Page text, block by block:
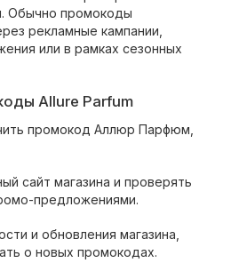
Обычно промокоды
рекламные кампании,
или в рамках сезонных
Allure Parfum
промокод Аллюр Парфюм,
сайт магазина и проверять
предложениями.
и обновления магазина,
о новых промокодах.